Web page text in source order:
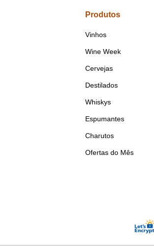
Produtos
Vinhos
Wine Week
Cervejas
Destilados
Whiskys
Espumantes
Charutos
Ofertas do Mês